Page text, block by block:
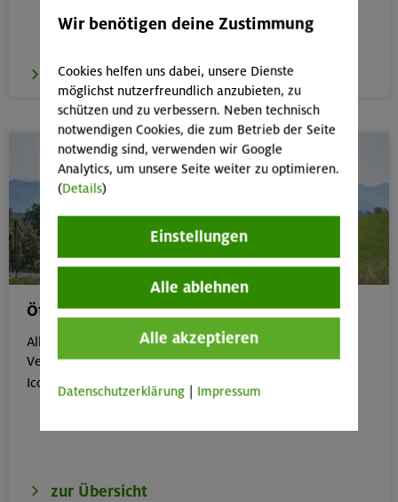
zum E-Learning
Öffentliche Anreise
Alle Veranstaltungen, die gut mit öffentlichen
Verkehrsmitteln erreichbar sind, erkennst du an dem
Icon:
zur Übersicht
Wir benötigen deine Zustimmung
Cookies helfen uns dabei, unsere Dienste
möglichst nutzerfreundlich anzubieten, zu
schützen und zu verbessern. Neben technisch
notwendigen Cookies, die zum Betrieb der Seite
notwendig sind, verwenden wir Google
Analytics, um unsere Seite weiter zu optimieren.
(Details)
Einstellungen
Alle ablehnen
Alle akzeptieren
Datenschutzerklärung Impressum